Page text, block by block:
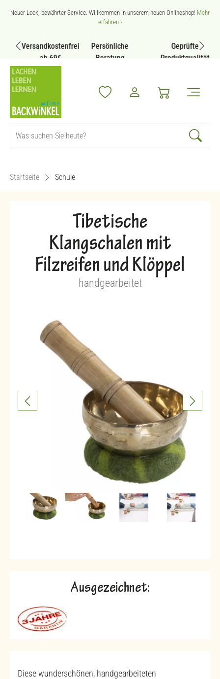
Zum Hauptinhalt springen
Neuer Look, bewährter Service. Willkommen in unserem neuen Onlineshop! Mehr
erfahren ›
Versandkostenfrei
ab 69€
Persönliche
Beratung
Geprüfte
Produktqualität
Startseite Schule
Tibetische
Klangschalen mit
Filzreifen und Klöppel
handgearbeitet
Ausgezeichnet:
Diese wunderschönen, handgearbeiteten